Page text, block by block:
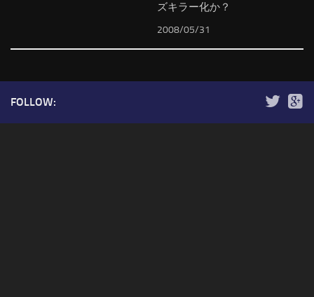
ズキラー化か？
2008/05/31
FOLLOW: